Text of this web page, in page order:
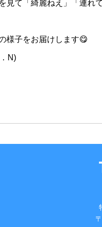
見て「綺麗ねえ」「連れ
様子をお届けします😋
N)